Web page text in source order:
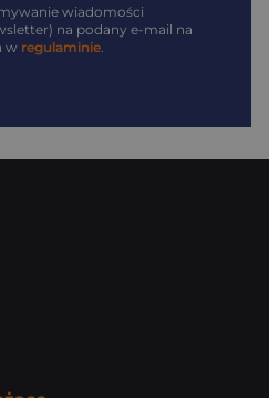
wiadomości
na podany e-mail na
w regulaminie